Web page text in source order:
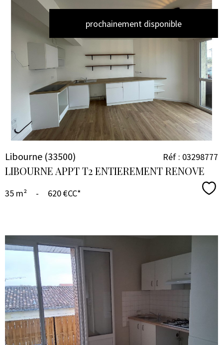
prochainement disponible
VOIR LE
BIEN
Libourne (33500)
LIBOURNE APPT T2 ENTIEREMENT RENOVE
Réf : 03298777
35 m² - 620 €CC*
VOIR LE
BIEN